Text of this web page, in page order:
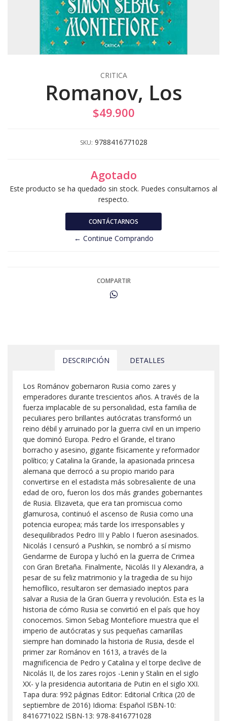
CRITICA
Romanov, Los
$49.900
SKU: 9788416771028
Agotado
Este producto se ha quedado sin stock. Puedes consultarnos al
respecto.
CONTÁCTARNOS
← Continue Comprando
COMPARTIR
DESCRIPCIÓN DETALLES
Los Románov gobernaron Rusia como zares y
emperadores durante trescientos años. A través de la
fuerza implacable de su personalidad, esta familia de
peculiares pero brillantes autócratas transformó un
reino débil y arruinado por la guerra civil en un imperio
que dominó Europa. Pedro el Grande, el tirano
borracho y asesino, gigante físicamente y reformador
político; y Catalina la Grande, la apasionada princesa
alemana que derrocó a su propio marido para
convertirse en el estadista más sobresaliente de una
edad de oro, fueron los dos más grandes gobernantes
de Rusia. Elizaveta, que era tan promiscua como
glamurosa, continuó el ascenso de Rusia como una
potencia europea; más tarde los irresponsables y
desequilibrados Pedro III y Pablo I fueron asesinados.
Nicolás I censuró a Pushkin, se nombró a sí mismo
Gendarme de Europa y luchó en la guerra de Crimea
con Gran Bretaña. Finalmente, Nicolás II y Alexandra, a
pesar de su feliz matrimonio y la tragedia de su hijo
hemofílico, resultaron ser demasiado ineptos para
salvar a Rusia de la Gran Guerra y revolución. Esta es la
historia de cómo Rusia se convirtió en el país que hoy
conocemos. Simon Sebag Montefiore muestra que el
imperio de autócratas y sus pequeñas camarillas
siempre han dominado la historia de Rusia, desde el
primer zar Románov en 1613, a través de la
magnificencia de Pedro y Catalina y el torpe declive de
Nicolás II, de los zares rojos -Lenin y Stalin en el siglo
XX- y la presidencia autoritaria de Putin en el siglo XXI.
Tapa dura: 992 páginas Editor: Editorial Crítica (20 de
septiembre de 2016) Idioma: Español ISBN-10:
8416771022 ISBN-13: 978-8416771028